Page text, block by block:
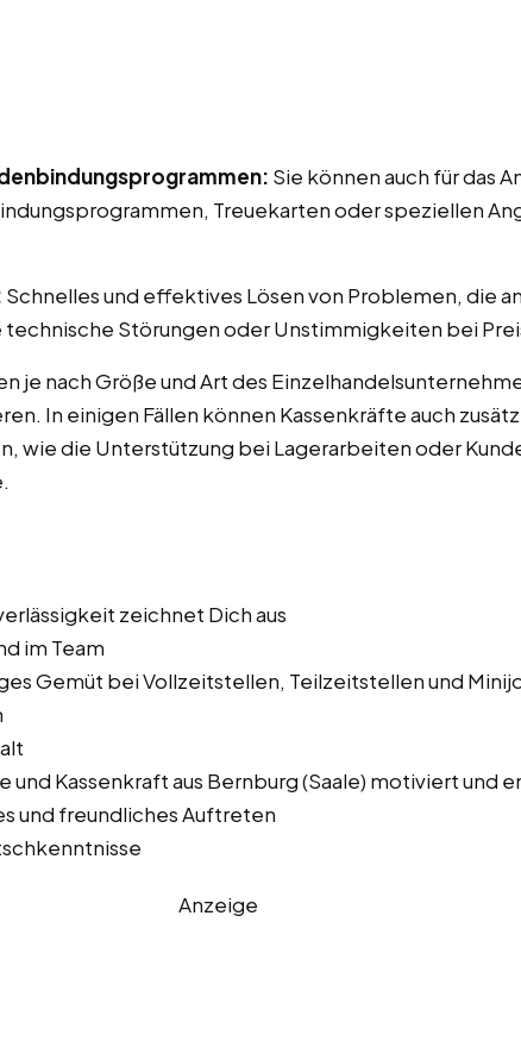
Sie können auch für das
Treuekarten oder speziellen
Schnelles und effektives Lösen von Problemen, die
Störungen oder Unstimmigkeiten bei
je nach Größe und Art des
In einigen Fällen können Kassenkräfte auch
wie die Unterstützung bei Lagerarbeiten oder
zeichnet Dich aus
im Team
Gemüt bei Vollzeitstellen, Teilzeitstellen und
und Kassenkraft aus Bernburg (Saale) motiviert und
und freundliches Auftreten
Anzeige